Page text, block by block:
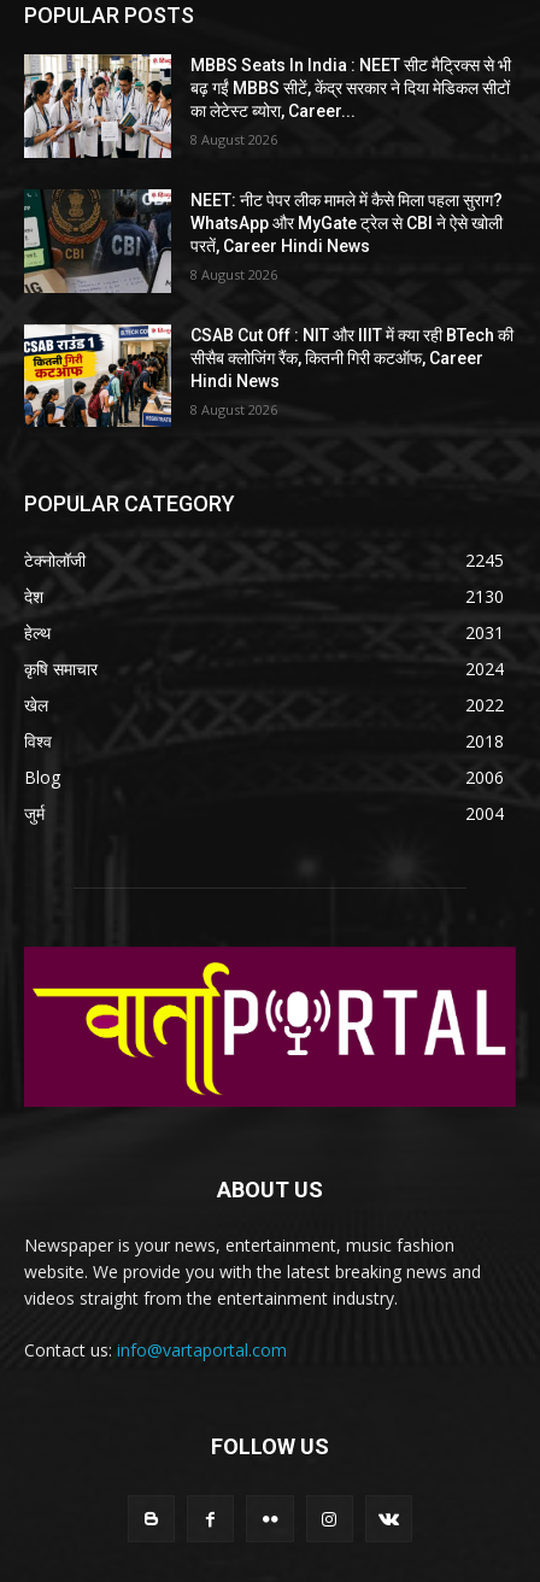
POPULAR POSTS
MBBS Seats In India : NEET सीट मैट्रिक्स से भी
बढ़ गईं MBBS सीटें, केंद्र सरकार ने दिया मेडिकल सीटों
का लेटेस्ट ब्योरा, Career...
8 August 2026
NEET: नीट पेपर लीक मामले में कैसे मिला पहला सुराग?
WhatsApp और MyGate ट्रेल से CBI ने ऐसे खोली
परतें, Career Hindi News
8 August 2026
CSAB Cut Off : NIT और IIIT में क्या रही BTech की
सीसैब क्लोजिंग रैंक, कितनी गिरी कटऑफ, Career
Hindi News
8 August 2026
POPULAR CATEGORY
टेक्नोलॉजी
2245
देश
2130
हेल्थ
2031
कृषि समाचार
2024
खेल
2022
विश्व
2018
Blog
2006
जुर्म
2004
ABOUT US
Newspaper is your news, entertainment, music fashion
website. We provide you with the latest breaking news and
videos straight from the entertainment industry.
Contact us: info@vartaportal.com
FOLLOW US